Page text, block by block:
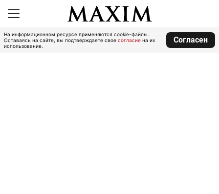
На информационном ресурсе применяются cookie-файлы.
Оставаясь на сайте, вы подтверждаете свое согласие на их
использование.
Согласен